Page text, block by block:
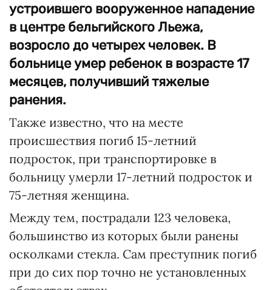
устроившего вооруженное нападение
в центре бельгийского Льежа,
возросло до четырех человек. В
больнице умер ребенок в возрасте 17
месяцев, получивший тяжелые
ранения.
Также известно, что на месте
происшествия погиб 15-летний
подросток, при транспортировке в
больницу умерли 17-летний подросток и
75-летняя женщина.
Между тем, пострадали 123 человека,
большинство из которых были ранены
осколками стекла. Сам преступник погиб
при до сих пор точно не установленных